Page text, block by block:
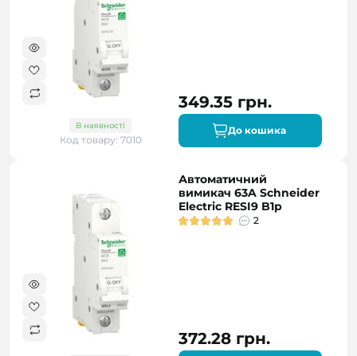
В наявності
Код товару: 7010
349.35 грн.
До кошика
Автоматичний
вимикач 63A Schneider
Electric RESI9 B1р
2
372.28 грн.